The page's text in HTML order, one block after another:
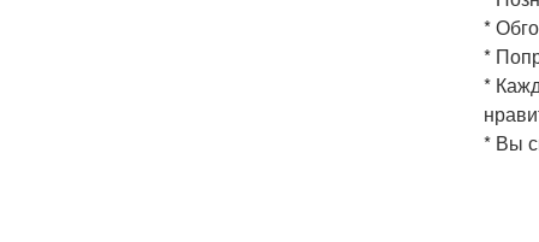
*
*
*
* Вы